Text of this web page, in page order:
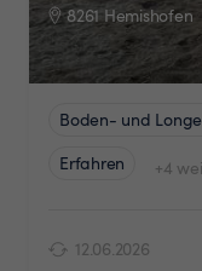
8261 Hemishofen
Boden- und
Erfahren
+4
12.06.2026